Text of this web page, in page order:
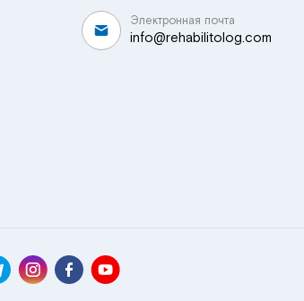
Электронная почта
info@rehabilitolog.com